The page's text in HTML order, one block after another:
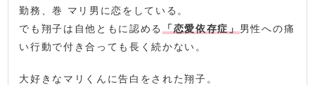
勤務、巻 マリ男に恋をしている。
でも翔子は自他ともに認める「恋愛依存症」男性への痛
い行動で付き合っても長く続かない。
大好きなマリくんに告白をされた翔子。